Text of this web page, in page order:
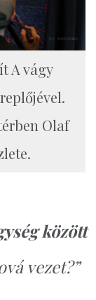
A vágy
Olaf
között
vezet?”